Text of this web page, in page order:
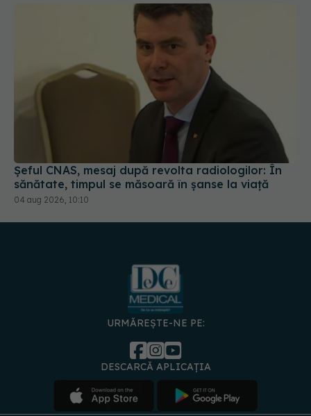
Șeful CNAS, mesaj după revolta radiologilor: În
sănătate, timpul se măsoară în șanse la viață
04 aug 2026, 10:10
URMĂREȘTE-NE PE:
DESCARCĂ APLICAȚIA